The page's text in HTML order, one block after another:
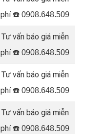
phí ☎️ 0908.648.509
Tư vấn báo giá miễn
phí ☎️ 0908.648.509
Tư vấn báo giá miễn
phí ☎️ 0908.648.509
Tư vấn báo giá miễn
phí ☎️ 0908.648.509